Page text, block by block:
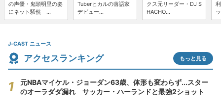
の声優・鬼頭明里の姿
にネット騒然 ...
Tuberヒカルの落語家
デビュー...
クス元リーダー・DJ S
HACHO...
J-CAST ニュース
アクセスランキング もっと見る
元NBAマイケル・ジョーダン63歳、体形も変わらず...スター
のオーラダダ漏れ サッカー・ハーランドと最強2ショット